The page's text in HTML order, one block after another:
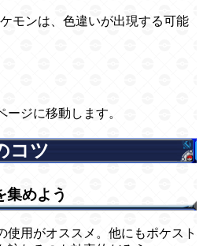
モンは、色違いが出現する可能
ジに移動します。
コツ
集めよう
使用がオススメ。他にもポケスト